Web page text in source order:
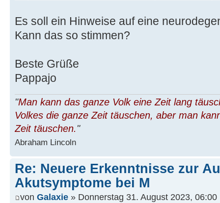
Es soll ein Hinweise auf eine
Kann das so stimmen?
Beste Grüße
Pappajo
"Man kann das ganze Volk eine Zeit lang
Volkes die ganze Zeit täuschen, aber man
Zeit täuschen. "
Abraham Lincoln
Re: Neuere Erkenntnisse zur
Akutsymptome bei M
von Galaxie » Donnerstag 31. August 2023, 06:00